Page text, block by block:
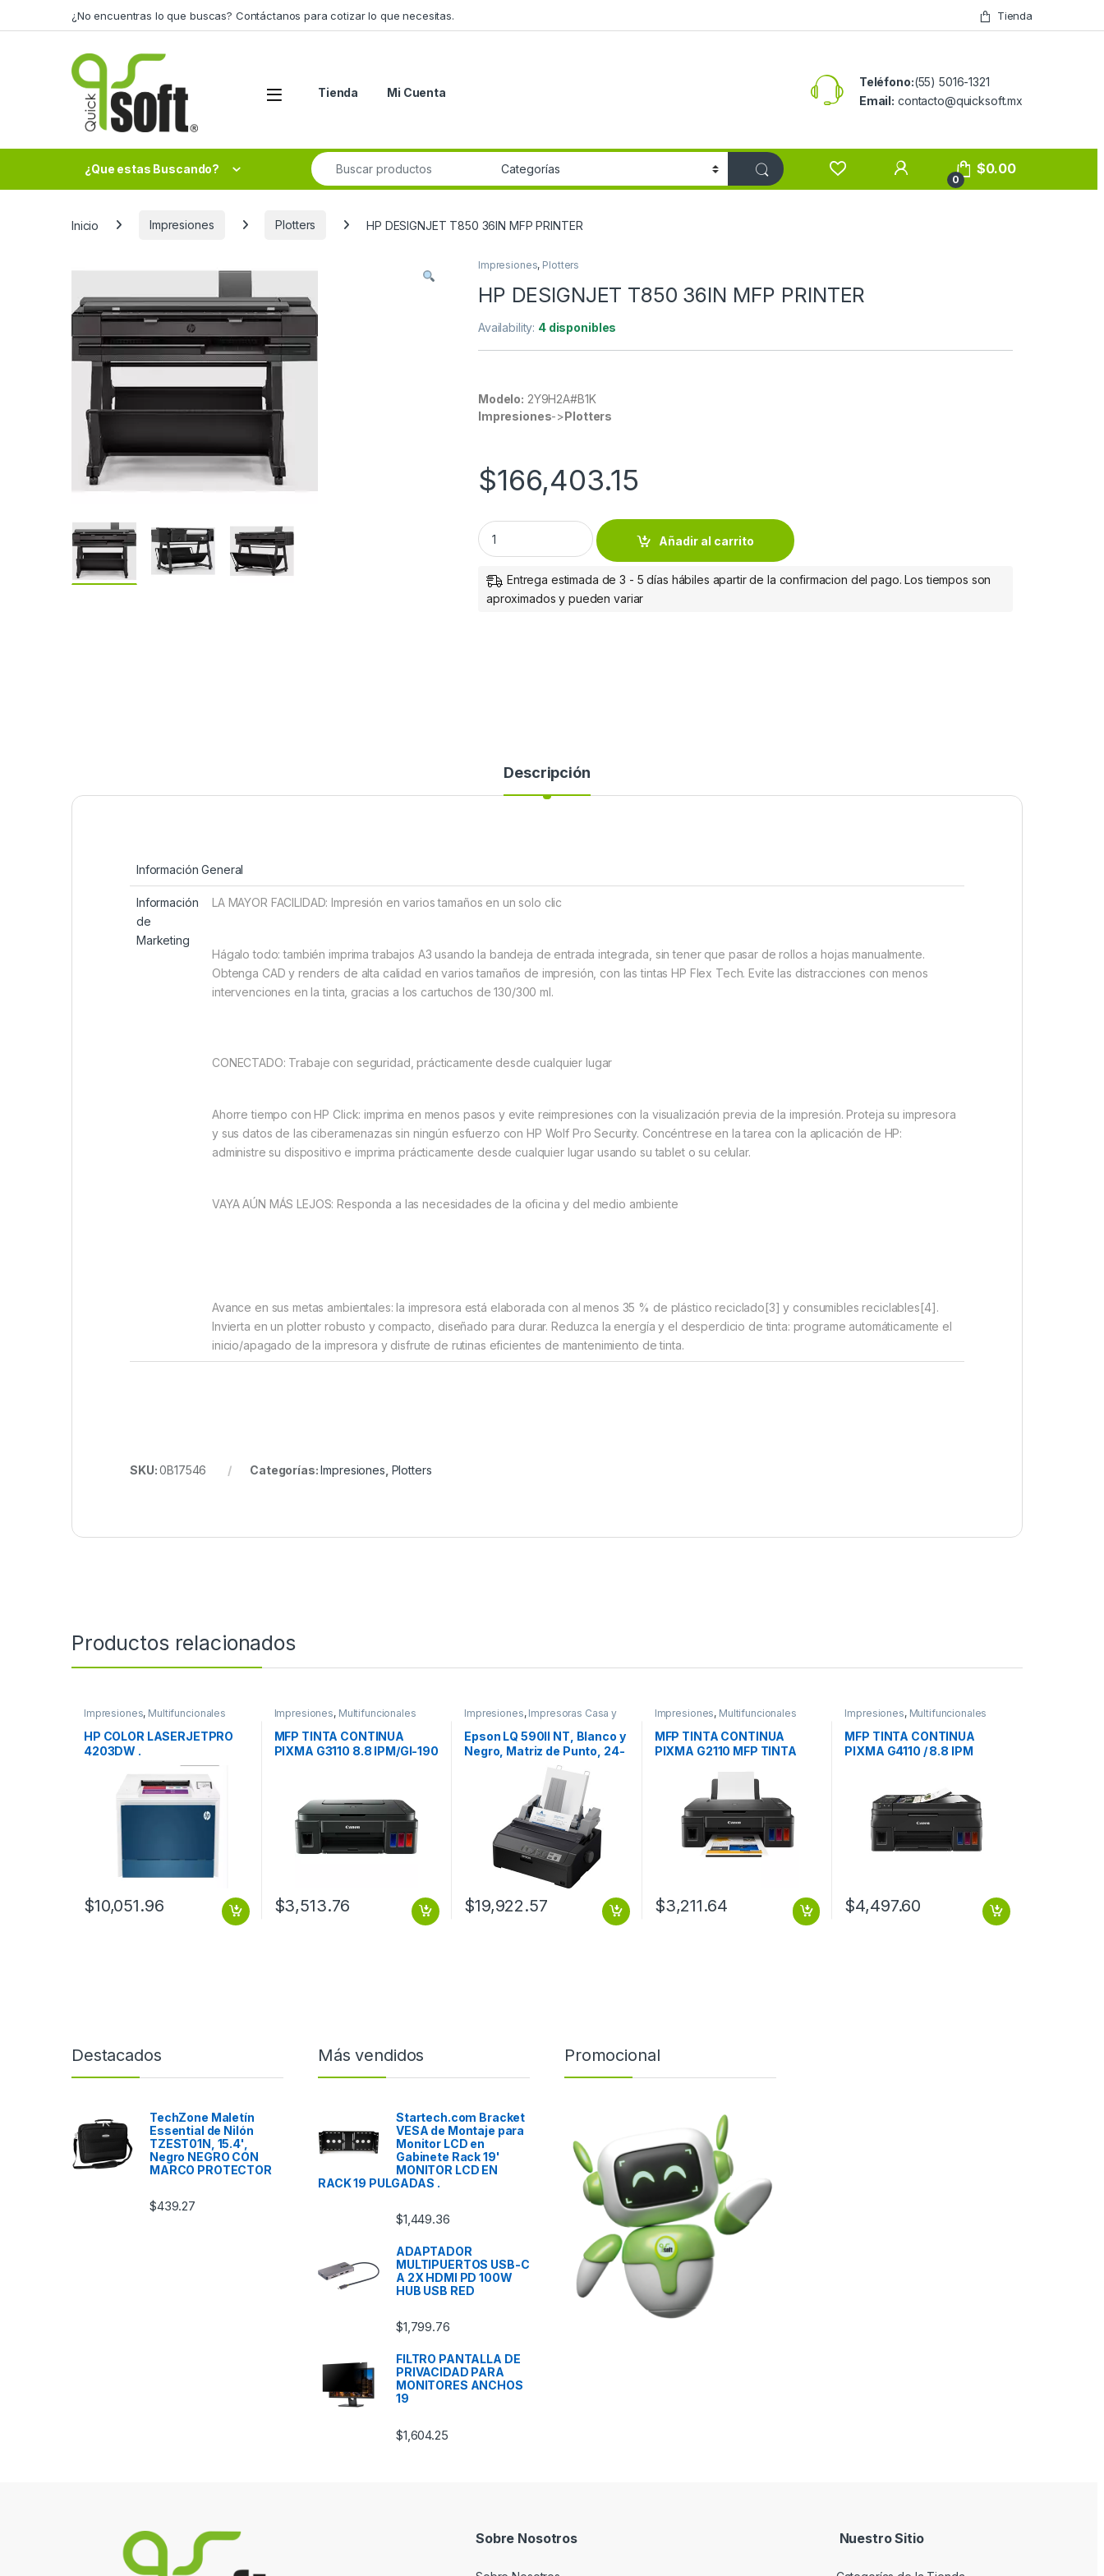
¿No encuentras lo que buscas? Contáctanos para cotizar lo que necesitas. Tienda
Tienda Mi Cuenta
Teléfono:(55) 5016-1321
Email: contacto@quicksoft.mx
¿Que estas Buscando?
Search for:
0
$0.00
Inicio Impresiones Plotters HP DESIGNJET T850 36IN MFP PRINTER
Impresiones, Plotters
HP DESIGNJET T850 36IN MFP PRINTER
Availability: 4 disponibles
Modelo: 2Y9H2A#B1K
Impresiones->Plotters
$166,403.15
HP DESIGNJET T850 36IN MFP PRINTER quantity
Añadir al carrito
Entrega estimada de 3 - 5 días hábiles apartir de la confirmacion del pago. Los tiempos son
aproximados y pueden variar
Descripción
Información General
Información
de
Marketing
LA MAYOR FACILIDAD: Impresión en varios tamaños en un solo clic
Hágalo todo: también imprima trabajos A3 usando la bandeja de entrada integrada, sin tener que pasar de rollos a hojas manualmente.
Obtenga CAD y renders de alta calidad en varios tamaños de impresión, con las tintas HP Flex Tech. Evite las distracciones con menos
intervenciones en la tinta, gracias a los cartuchos de 130/300 ml.
CONECTADO: Trabaje con seguridad, prácticamente desde cualquier lugar
Ahorre tiempo con HP Click: imprima en menos pasos y evite reimpresiones con la visualización previa de la impresión. Proteja su impresora
y sus datos de las ciberamenazas sin ningún esfuerzo con HP Wolf Pro Security. Concéntrese en la tarea con la aplicación de HP:
administre su dispositivo e imprima prácticamente desde cualquier lugar usando su tablet o su celular.
VAYA AÚN MÁS LEJOS: Responda a las necesidades de la oficina y del medio ambiente
Avance en sus metas ambientales: la impresora está elaborada con al menos 35 % de plástico reciclado[3] y consumibles reciclables[4].
Invierta en un plotter robusto y compacto, diseñado para durar. Reduzca la energía y el desperdicio de tinta: programe automáticamente el
inicio/apagado de la impresora y disfrute de rutinas eficientes de mantenimiento de tinta.
SKU:0B17546 Categorías:Impresiones Plotters
Productos relacionados
Impresiones, Multifuncionales
HP COLOR LASERJETPRO
4203DW .
$10,051.96
Impresiones, Multifuncionales
MFP TINTA CONTINUA
PIXMA G3110 8.8 IPM/GI-190
$3,513.76
Impresiones, Impresoras Casa y
Oficina
Epson LQ 590II NT, Blanco y
Negro, Matriz de Punto, 24-
pin, Print 24 AGUJAS 10 584
CPS SERIAL ETHER
$19,922.57
Impresiones, Multifuncionales
MFP TINTA CONTINUA
PIXMA G2110 MFP TINTA
$3,211.64
Impresiones, Multifuncionales
MFP TINTA CONTINUA
PIXMA G4110 / 8.8 IPM
$4,497.60
Destacados
TechZone Maletín
Essential de Nilón
TZEST01N, 15.4',
Negro NEGRO CON
MARCO PROTECTOR
$439.27
Más vendidos
Startech.com Bracket
VESA de Montaje para
Monitor LCD en
Gabinete Rack 19'
MONITOR LCD EN
RACK 19 PULGADAS .
$1,449.36
ADAPTADOR
MULTIPUERTOS USB-C
A 2X HDMI PD 100W
HUB USB RED
$1,799.76
FILTRO PANTALLA DE
PRIVACIDAD PARA
MONITORES ANCHOS
19
$1,604.25
Promocional
Sobre Nosotros Nuestro Sitio